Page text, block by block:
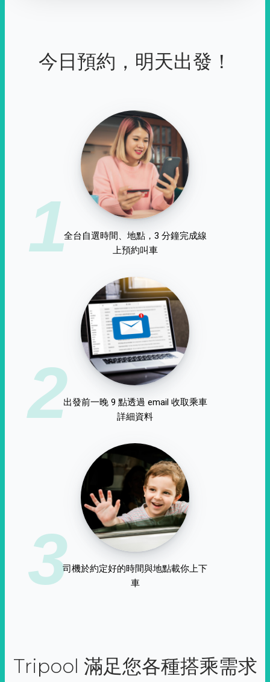
今日預約，明天出發！
1全台自選時間、地點，3 分鐘完成線
上預約叫車
2出發前一晚 9 點透過 email 收取乘車
詳細資料
3司機於約定好的時間與地點載你上下
車
Tripool 滿足您各種搭乘需求